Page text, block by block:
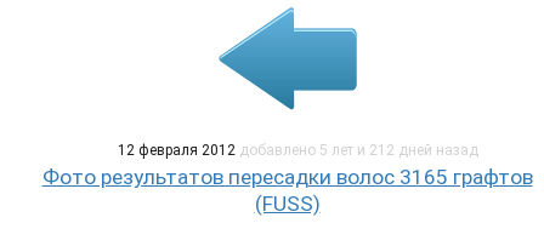
12 февраля 2012 добавлено 5 лет и 212 дней назад
Фото результатов пересадки волос 3165 графтов
(FUSS)